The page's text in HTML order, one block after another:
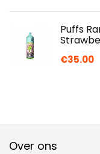
Puffs
€35.00
Over ons